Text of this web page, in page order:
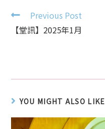
Continue
Reading
Previous Post
【堂訊】2025年1月
YOU MIGHT ALSO LIKE